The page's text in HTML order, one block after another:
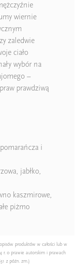
wiernie
zaledwie
ciało
wybór na
–
prawdziwą
i
jabłko,
kaszmirowe,
piżmo
produktów w całości lub w
r. o prawie autorskim i prawach
z późn. zm.)